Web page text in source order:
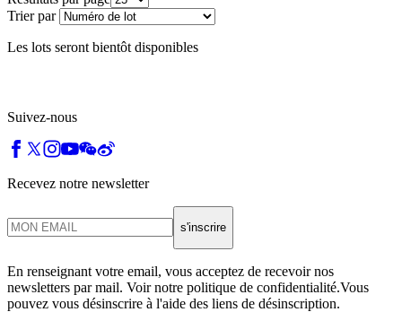
Trier par
Les lots seront bientôt disponibles
Suivez-nous
Recevez notre newsletter
s'inscrire
En renseignant votre email, vous acceptez de recevoir nos
newsletters par mail. Voir notre politique de confidentialité.Vous
pouvez vous désinscrire à l'aide des liens de désinscription.